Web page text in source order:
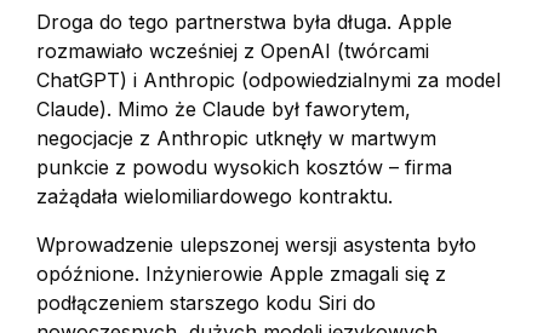
Droga do tego partnerstwa była długa. Apple
rozmawiało wcześniej z OpenAI (twórcami
ChatGPT) i Anthropic (odpowiedzialnymi za model
Claude). Mimo że Claude był faworytem,
negocjacje z Anthropic utknęły w martwym
punkcie z powodu wysokich kosztów – firma
zażądała wielomiliardowego kontraktu.
Wprowadzenie ulepszonej wersji asystenta było
opóźnione. Inżynierowie Apple zmagali się z
podłączeniem starszego kodu Siri do